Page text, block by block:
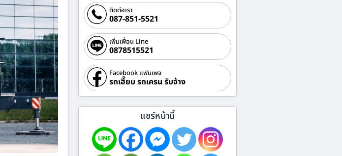
ติดต่อเรา
087-851-5521
เพิ่มเพื่อน Line
0878515521
Facebook แฟนเพจ
รถเฮี๊ยบ รถเครน รับจ้าง
แชร์หน้านี้